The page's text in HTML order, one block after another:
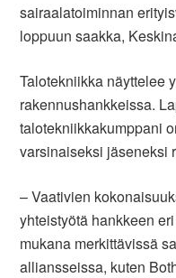
sairaalatoiminnan
loppuun saakka,
Talotekniikka näyttelee
rakennushankkeissa.
talotekniikkakumppani
varsinaiseksi jäseneksi
– Vaativien
yhteistyötä hankkeen
mukana merkittävissä
alliansseissa, kuten